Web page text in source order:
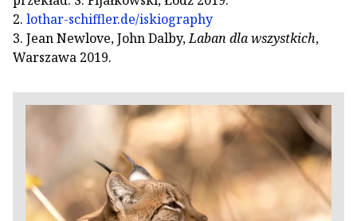
2. lothar-schiffler.de/iskiography
3. Jean Newlove, John Dalby,Laban dla wszystkich,
Warszawa 2019.